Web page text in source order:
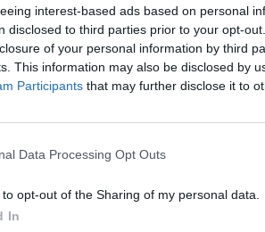
interest-based ads based on personal
disclosed to third parties prior to your opt-
of your personal information by third
This information may also be disclosed by
Participants that may further disclose it to
Data Processing Opt Outs
to opt-out of the Sharing of my personal data.
In